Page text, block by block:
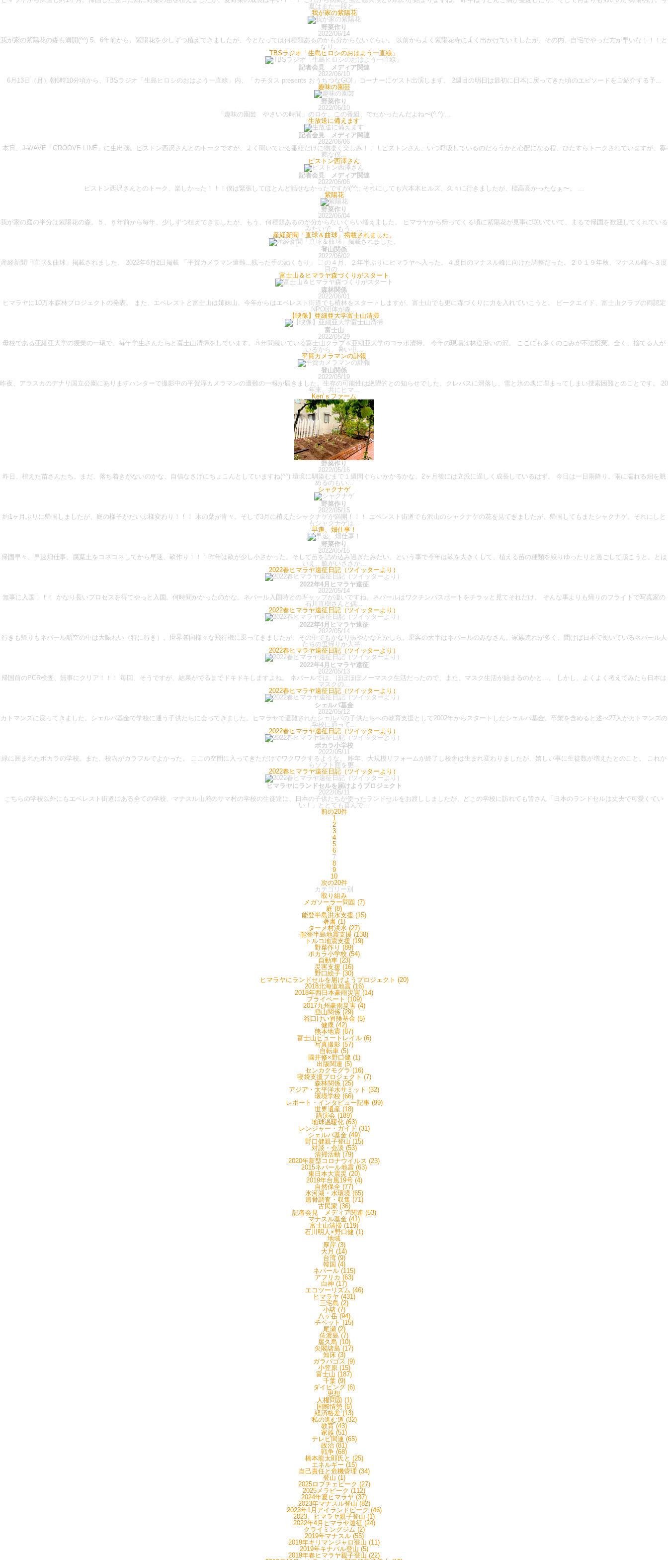
夏はまた一段と...
我が家の紫陽花
野菜作り
2022/06/14
我が家の紫陽花の森も満開(^^) 5、6年前から、紫陽花を少しずつ植えてきましたが、今となっては何種類あるのかも分からないぐらい。 以前からよく紫陽花寺によく出かけていましたが、その内、自宅でやった方が早いな！！！と
なり。 ...
TBSラジオ「生島ヒロシのおはよう一直線」
記者会見 メディア関連
2022/06/10
6月13日（月）朝6時10分頃から、TBSラジオ「生島ヒロシのおはよう一直線」内、「カチタス presents おうちつなGO!」コーナーにゲスト出演します。 2週目の明日は最初に日本に戻ってきた頃のエピソードをご紹介する予...
趣味の園芸
野菜作り
2022/06/10
「趣味の園芸 やさいの時間」のロケ。この番組、でたかったんだよね〜(^.^) ...
生放送に備えます
記者会見 メディア関連
2022/06/06
本日、J-WAVE「GROOVE LINE」に生出演。ピストン西沢さんとのトークですが、よく聞いている番組だけに物凄く楽しみ！！！ピストンさん、いつ呼吸しているのだろうかと心配になる程、ひたすらトークされていますが、寡
黙な僕...
ピストン西澤さん
記者会見 メディア関連
2022/06/06
ピストン西沢さんとのトーク、楽しかった！！！僕は緊張してほとんど話せなかったですが(^^;; それにしても六本木ヒルズ、久々に行きましたが、標高高かったなぁ〜。 ...
紫陽花
野菜作り
2022/06/04
我が家の庭の半分は紫陽花の森。５、６年前から毎年、少しずつ植えてきましたが、もう、何種類あるのか分からないぐらい増えました。 ヒマラヤから帰ってくる頃に紫陽花が見事に咲いていて、まるで帰国を歓迎してくれている
みたいで、もう、...
産経新聞「直球＆曲球」掲載されました。
登山関係
2022/06/02
産経新聞「直球＆曲球」掲載されました。 2022年6月2日掲載 「平賀カメラマン遭難...残った手のぬくもり」 この４月、２年半ぶりにヒマラヤへ入った。４度目のマナスル峰に向けた調整だった。２０１９年秋、マナスル峰へ３度
目の...
富士山＆ヒマラヤ森づくりがスタート
森林関係
2022/06/01
ヒマラヤに10万本森林プロジェクトの発表。 また、エベレストと富士山は姉妹山。今年からはエベレスト街道でも植林をスタートしますが、富士山でも更に森づくりに力を入れていこうと。 ピークエイド、富士山クラブの両認定
NPO団体が森...
【映像】亜細亜大学富士山清掃
富士山
2022/05/29
母校である亜細亜大学の授業の一環で、毎年学生さんたちと富士山清掃をしています。８年間続いている富士山クラブ＆亜細亜大学のコラボ清掃。 今年の現場は林道沿いの沢。 ここにも多くのごみが不法投棄。全く、捨てる人が
いるから、暑い中...
平賀カメラマンの訃報
登山関係
2022/05/19
昨夜、アラスカのデナリ国立公園にありますハンターで撮影中の平賀淳カメラマンの遭難の一報が届きました。生存の可能性は絶望的との知らせでした。クレバスに滑落し、雪と氷の塊に埋まってしまい捜索困難とのことです。 20
年来、共にヒマ...
Ken'ｓファーム
野菜作り
2022/05/16
昨日、植えた苗さんたち。まだ、落ち着きがないのかな、自信なさげにちょこんとしていますね(^^) 環境に馴染むまで１週間ぐらいかかるかな。2ヶ月後には立派に逞しく成長しているはず。 今日は一日雨降り。雨に濡れる畑を眺
めるのもい...
シャクナゲ
野菜作り
2022/05/15
約1ヶ月ぶりに帰国しましたが、庭の様子がだいぶ様変わり！！！ 木の葉が青々。そして3月に植えたシャクナゲが満開！！！ エベレスト街道でも沢山のシャクナゲの花を見てきましたが、帰国してもまたシャクナゲ。それにしと
もシャクナゲは...
早速、畑仕事！
野菜作り
2022/05/15
帰国早々、早速畑仕事。腐葉土をコネコネしてから早速、畝作り！！！昨年は畝が少し小さかった。そして苗を詰め込み過ぎたみたい。という事で今年は畝を大きくして、植える苗の種類を絞りゆったりと過ごして頂こうと。とは
いえ、畝がいささか...
2022春ヒマラヤ遠征日記（ツイッターより）
2022年4月ヒマラヤ遠征
2022/05/14
無事に入国！！！ かなり長いプロセスを得てやっと入国。何時間かかったのかな。ネパール入国時とのギャップが凄いですね。ネパールはワクチンパスポートをチラッと見てそれだけ。 そんな事よりも帰りのフライトで写真家の
石川直樹さんと偶...
2022春ヒマラヤ遠征日記（ツイッターより）
2022年4月ヒマラヤ遠征
2022/05/14
行きも帰りもネパール航空の中は大賑わい（特に行き）。世界各国様々な飛行機に乗ってきましたが、その中でもかなり賑やかな方かしら。乗客の大半はネパールのみなさん。家族連れが多く、聞けば日本で働いているネパール人
たちの里帰りが大半...
2022春ヒマラヤ遠征日記（ツイッターより）
2022年4月ヒマラヤ遠征
2022/05/13
帰国前のPCR検査、無事にクリア！！！ 毎回、そうですが、結果がでるまでドキドキしますよね。 ネパールでは、ほぼほぼノーマスク生活だったので、また、マスク生活が始まるのかと...。 しかし、よくよく考えてみたら日本は
マスクの...
2022春ヒマラヤ遠征日記（ツイッターより）
シェルパ基金
2022/05/12
カトマンズに戻ってきました。シェルパ基金で学校に通う子供たちに会ってきました。ヒマラヤで遭難されたシェルパの子供たちへの教育支援として2002年からスタートしたシェルパ基金。卒業を含めると述べ27人がカトマンズの
学校に通って...
2022春ヒマラヤ遠征日記（ツイッターより）
ポカラ小学校
2022/05/11
緑に囲まれたポカラの学校。また、校内がカラフルでよかった。 ここの空間に入ってきただけでワクワクするような。 昨年、大規模リフォームが終了し校舎は生まれ変わりましたが、嬉しい事に生徒数が増えたとのこと。 これか
らソフト面を更...
2022春ヒマラヤ遠征日記（ツイッターより）
ヒマラヤにランドセルを届けようプロジェクト
2022/05/11
こちらの学校以外にもエベレスト街道にある全ての学校、マナスル山麓のサマ村の学校の生徒達に、日本の子供たちが使ったランドセルをお渡ししましたが、どこの学校に訪れても皆さん「日本のランドセルは丈夫で可愛くてい
い！」ととても喜んで...
前の20件
1
2
3
4
5
6
7
8
9
10
次の20件
カテゴリー別
取り組み
メガソーラー問題 (7)
庭 (8)
能登半島洪水支援 (15)
著書 (1)
ターメ村洪水 (27)
能登半島地震支援 (138)
トルコ地震支援 (19)
野菜作り (89)
ポカラ小学校 (54)
自動車 (23)
災害支援 (16)
野口絵子 (30)
ヒマラヤにランドセルを届けようプロジェクト (20)
2018北海道地震 (16)
2018年西日本豪雨災害 (14)
プライベート (109)
2017九州豪雨災害 (4)
登山関係 (29)
谷口けい冒険基金 (5)
健康 (42)
熊本地震 (87)
富士山ビュートレイル (6)
写真撮影 (57)
自転車 (5)
國井修×野口健 (1)
出版関連 (5)
センカクモグラ (16)
寝袋支援プロジェクト (7)
森林関係 (25)
アジア・太平洋水サミット (32)
環境学校 (66)
レポート・インタビュー記事 (99)
世界遺産 (18)
講演会 (189)
地球温暖化 (63)
レンジャー・ガイド (31)
シェルパ基金 (49)
野口健親子登山 (15)
対談・会談 (53)
清掃活動 (79)
2020年新型コロナウイルス (23)
2015ネパール地震 (63)
東日本大震災 (20)
2019年台風19号 (4)
自然保全 (77)
氷河湖・水環境 (65)
遺骨調査・収集 (71)
古民家 (36)
記者会見 メディア関連 (53)
マナスル基金 (41)
富士山清掃 (119)
石川明人×野口健 (1)
地域
厚岸 (3)
大月 (14)
台湾 (9)
韓国 (4)
ネパール (115)
アフリカ (63)
白神 (17)
エコツーリズム (46)
ヒマラヤ (431)
三宅島 (2)
小諸 (7)
八ヶ岳 (94)
チベット (15)
尾瀬 (2)
佐渡島 (7)
屋久島 (10)
尖閣諸島 (17)
知床 (3)
ガラパゴス (9)
小笠原 (15)
富士山 (187)
千葉 (9)
ダイビング (6)
思想
人権問題 (1)
国際情勢 (6)
経済格差 (13)
私の進む道 (32)
教育 (43)
家族 (51)
テレビ関連 (65)
政治 (81)
戦争 (68)
橋本龍太郎氏と (25)
エネルギー (15)
自己責任と危機管理 (34)
登山 (1)
2025ロブチェピーク (27)
2025メラピーク (112)
2024年夏ヒマラヤ (37)
2023年マナスル登山 (82)
2023年1月アイランドピーク (46)
2023、ヒマラヤ親子登山 (1)
2022年4月ヒマラヤ遠征 (24)
クライミングジム (2)
2019年マナスル (55)
2019年キリマンジャロ登山 (11)
2019年キナバル登山 (5)
2019年春ヒマラヤ親子登山 (22)